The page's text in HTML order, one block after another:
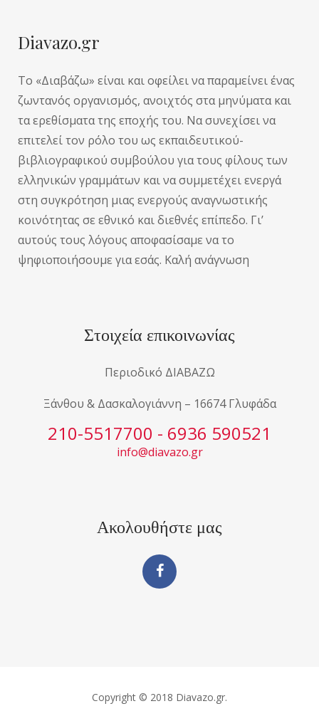
Diavazo.gr
Το «Διαβάζω» είναι και οφείλει να παραμείνει ένας
ζωντανός οργανισμός, ανοιχτός στα μηνύματα και
τα ερεθίσματα της εποχής του. Να συνεχίσει να
επιτελεί τον ρόλο του ως εκπαιδευτικού-
βιβλιογραφικού συμβούλου για τους φίλους των
ελληνικών γραμμάτων και να συμμετέχει ενεργά
στη συγκρότηση μιας ενεργούς αναγνωστικής
κοινότητας σε εθνικό και διεθνές επίπεδο. Γι’
αυτούς τους λόγους αποφασίσαμε να το
ψηφιοποιήσουμε για εσάς. Καλή ανάγνωση
Στοιχεία επικοινωνίας
Περιοδικό ΔΙΑΒΑΖΩ
Ξάνθου & Δασκαλογιάννη – 16674 Γλυφάδα
210-5517700 - 6936 590521
info@diavazo.gr
Ακολουθήστε μας
Copyright © 2018 Diavazo.gr.